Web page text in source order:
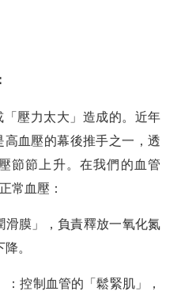
：
壓力太大」造成的。近年
血壓的幕後推手之一，透
節節上升。在我們的血管
常血壓：
滑膜」，負責釋放一氧化氮
。
：控制血管的「鬆緊肌」，